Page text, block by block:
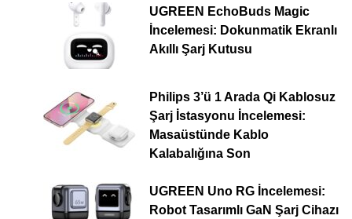
UGREEN EchoBuds Magic
İncelemesi: Dokunmatik Ekranlı
Akıllı Şarj Kutusu
Philips 3’ü 1 Arada Qi Kablosuz
Şarj İstasyonu İncelemesi:
Masaüstünde Kablo
Kalabalığına Son
UGREEN Uno RG İncelemesi:
Robot Tasarımlı GaN Şarj Cihazı